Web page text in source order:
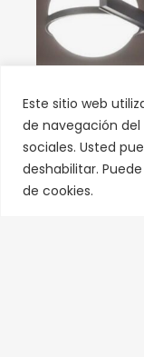
Este sitio web
de navegación
sociales. Usted
deshabilitar.
de cookies.